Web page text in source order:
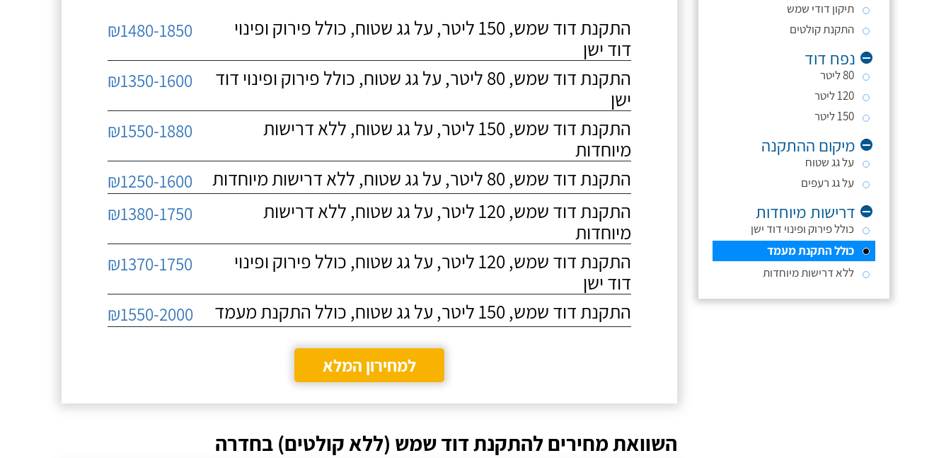
תיקון דודי שמש
התקנת קולטים
נפח דוד
80 ליטר
120 ליטר
150 ליטר
מיקום ההתקנה
על גג שטוח
על גג רעפים
דרישות מיוחדות
כולל פירוק ופינוי דוד ישן
כולל התקנת מעמד
ללא דרישות מיוחדות
התקנת דוד שמש, 150 ליטר, על גג שטוח, כולל פירוק ופינוי
דוד ישן
₪1480-1850
התקנת דוד שמש, 80 ליטר, על גג שטוח, כולל פירוק ופינוי דוד
ישן
₪1350-1600
התקנת דוד שמש, 150 ליטר, על גג שטוח, ללא דרישות
מיוחדות
₪1550-1880
התקנת דוד שמש, 80 ליטר, על גג שטוח, ללא דרישות מיוחדות ₪1250-1600
התקנת דוד שמש, 120 ליטר, על גג שטוח, ללא דרישות
מיוחדות
₪1380-1750
התקנת דוד שמש, 120 ליטר, על גג שטוח, כולל פירוק ופינוי
דוד ישן
₪1370-1750
התקנת דוד שמש, 150 ליטר, על גג שטוח, כולל התקנת מעמד ₪1550-2000
למחירון המלא
השוואת מחירים להתקנת דוד שמש (ללא קולטים) בחדרה